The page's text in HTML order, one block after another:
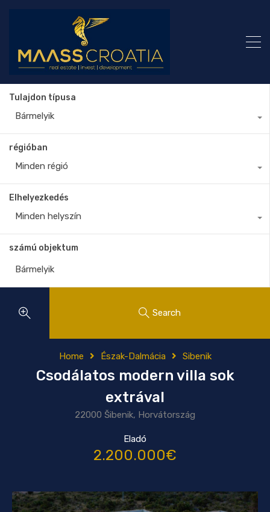
Tulajdon típusa
Bármelyik
régióban
Minden régió
Elhelyezkedés
Minden helyszín
számú objektum
Search
Home Észak-Dalmácia Sibenik
Csodálatos modern villa sok
extrával
22000 Šibenik, Horvátország
Eladó
2.200.000€